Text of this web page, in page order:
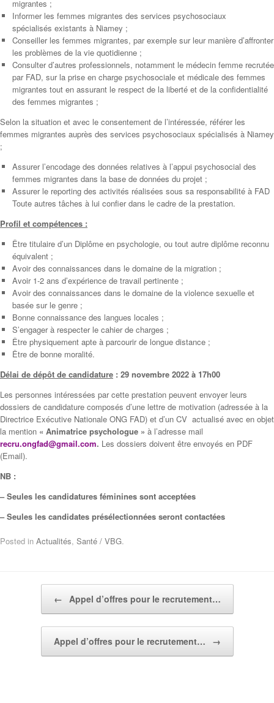
migrantes ;
Informer les femmes migrantes des services psychosociaux
spécialisés existants à Niamey ;
Conseiller les femmes migrantes, par exemple sur leur manière d’affronter
les problèmes de la vie quotidienne ;
Consulter d’autres professionnels, notamment le médecin femme recrutée
par FAD, sur la prise en charge psychosociale et médicale des femmes
migrantes tout en assurant le respect de la liberté et de la confidentialité
des femmes migrantes ;
Selon la situation et avec le consentement de l’intéressée, référer les
femmes migrantes auprès des services psychosociaux spécialisés à Niamey
;
Assurer l’encodage des données relatives à l’appui psychosocial des
femmes migrantes dans la base de données du projet ;
Assurer le reporting des activités réalisées sous sa responsabilité à FAD
Toute autres tâches à lui confier dans le cadre de la prestation.
Profil et compétences :
Être titulaire d’un Diplôme en psychologie, ou tout autre diplôme reconnu
équivalent ;
Avoir des connaissances dans le domaine de la migration ;
Avoir 1-2 ans d’expérience de travail pertinente ;
Avoir des connaissances dans le domaine de la violence sexuelle et
basée sur le genre ;
Bonne connaissance des langues locales ;
S’engager à respecter le cahier de charges ;
Être physiquement apte à parcourir de longue distance ;
Être de bonne moralité.
Délai de dépôt de candidature : 29 novembre 2022 à 17h00
Les personnes intéressées par cette prestation peuvent envoyer leurs
dossiers de candidature composés d’une lettre de motivation (adressée à la
Directrice Exécutive Nationale ONG FAD) et d’un CV actualisé avec en objet
la mention « Animatrice psychologue » à l’adresse mail
recru.ongfad@gmail.com. Les dossiers doivent être envoyés en PDF
(Email).
NB :
– Seules les candidatures féminines sont acceptées
– Seules les candidates présélectionnées seront contactées
Posted in Actualités, Santé / VBG.
← Appel d’offres pour le recrutement…
Appel d’offres pour le recrutement… →